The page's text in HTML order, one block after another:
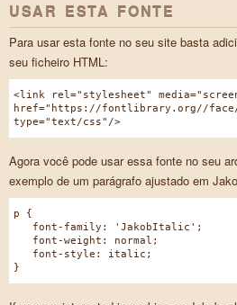
USAR ESTA FONTE
Para usar esta fonte no seu site basta
seu ficheiro HTML:
<link rel="stylesheet"
href="https://fontlibrary.org//
type="text/css"/>
Agora você pode usar essa fonte no seu
exemplo de um parágrafo ajustado em
p {
font-family: 'JakobItalic';
font-weight: normal;
font-style: italic;
}